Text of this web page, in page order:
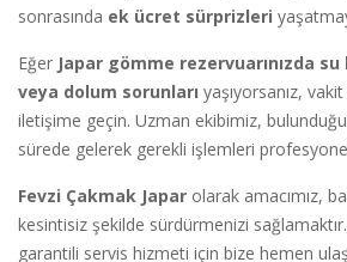
sonrasında ek ücret sürprizleri
Eğer Japar gömme rezervuarınızda su
veya dolum sorunları yaşıyorsanız,
iletişime geçin. Uzman ekibimiz,
sürede gelerek gerekli işlemleri
Fevzi Çakmak Japar olarak amacımız,
kesintisiz şekilde sürdürmenizi sağlamaktır.
garantili servis hizmeti için bize hemen